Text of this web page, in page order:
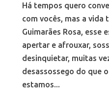
Há tempos quero
com vocês, mas a vida
Guimarães Rosa, esse
apertar e afrouxar,
desinquietar, muitas
desassossego do que
estamos...